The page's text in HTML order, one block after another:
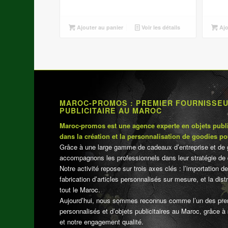
était :
est :
Ajouter au panier Voir les détails
MAROC-PROMOS : PREMIER
PUBLICITAIRE AU MAROC
Maroc-promos est une agence experte en objets
dans la création et la personnalisation de goodies
Grâce à une large gamme de cadeaux d’entreprise et
accompagnons les professionnels dans leur stratégie de
Notre activité repose sur trois axes clés : l’importation
fabrication d’articles personnalisés sur mesure, et la
tout le Maroc.
Aujourd’hui, nous sommes reconnus comme l’un des
personnalisés et d’objets publicitaires au Maroc, grâce
et notre engagement qualité.